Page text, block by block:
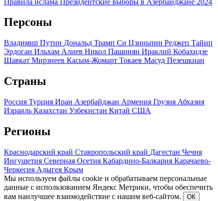
Персоны
Владимир Путин Дональд Трамп Си Цзиньпин Реджеп Тайип
Эрдоган Ильхам Алиев Никол Пашинян Ираклий Кобахидзе
Шавкат Мирзиеев Касым-Жомарт Токаев Масуд Пезешкиан
Страны
Россия Турция Иран Азербайджан Армения Грузия Абхазия
Израиль Казахстан Узбекистан Китай США
Регионы
Краснодарский край Ставропольский край Дагестан Чечня
Ингушетия Северная Осетия Кабардино-Балкария Карачаево-
Черкесия Адыгея Крым
Мы используем файлы cookie и обрабатываем персональные
данные с использованием Яндекс Метрики, чтобы обеспечить
вам наилучшее взаимодействие с нашим веб-сайтом.
ОК